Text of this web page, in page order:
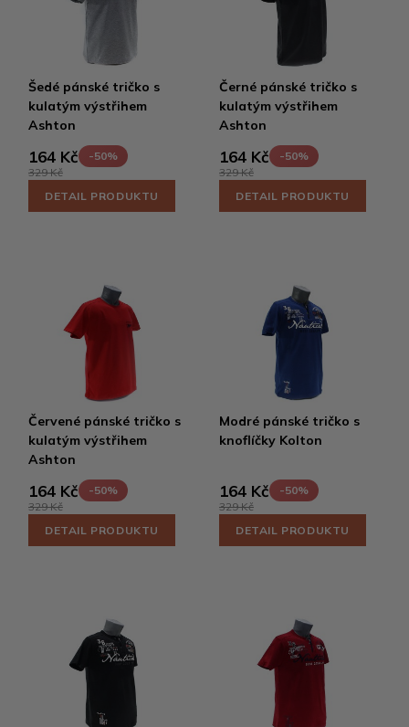
Šedé pánské tričko s
kulatým výstřihem
Ashton
164 Kč
-50%
329 Kč
DETAIL PRODUKTU
Černé pánské tričko s
kulatým výstřihem
Ashton
164 Kč
-50%
329 Kč
DETAIL PRODUKTU
Červené pánské tričko s
kulatým výstřihem
Ashton
164 Kč
-50%
329 Kč
DETAIL PRODUKTU
Modré pánské tričko s
knoflíčky Kolton
164 Kč
-50%
329 Kč
DETAIL PRODUKTU